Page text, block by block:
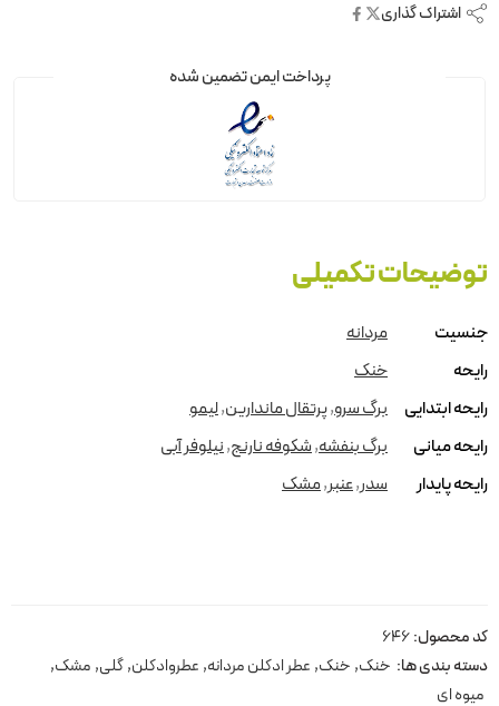
اشتراک گذاری
پرداخت ایمن تضمین شده
توضیحات تکمیلی
جنسیت
مردانه
رایحه
خنک
رایحه ابتدایی
برگ سرو,پرتقال ماندارین,لیمو
رایحه میانی
برگ بنفشه,شکوفه نارنج,نیلوفر آبی
رایحه پایدار
سدر,عنبر,مشک
کد محصول:646
دسته بندی ها: خنک, خنک, عطر ادکلن مردانه, عطروادکلن,گلی, مشک,
میوه ای